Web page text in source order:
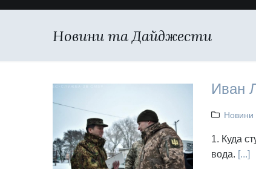
Новини та Дайджести
Иван
Новини
1. Куда
вода. [...]